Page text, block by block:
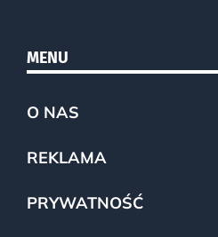
MENU
O NAS
REKLAMA
PRYWATNOŚĆ